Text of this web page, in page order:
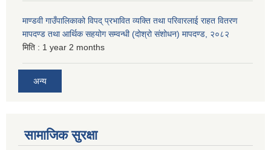
माण्डवी गाउँपालिकाको विपद् प्रभावित व्यक्ति तथा परिवारलाई राहत वितरण
मापदण्ड तथा आर्थिक सहयोग सम्वन्धी (दोश्रो संशोधन) मापदण्ड, २०८२
मिति : 1 year 2 months
अन्य
सामाजिक सुरक्षा